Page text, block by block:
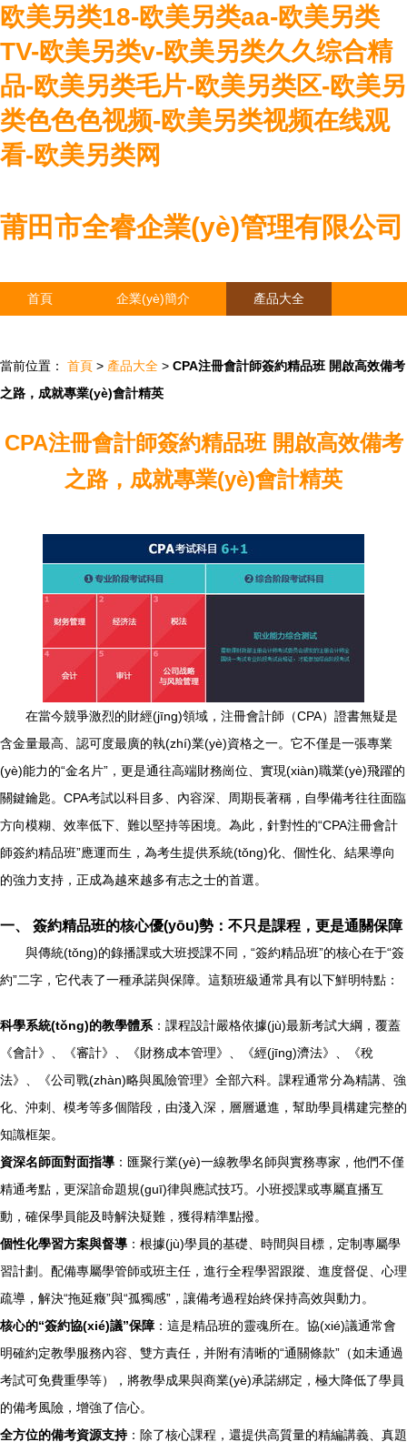
欧美另类18-欧美另类aa-欧美另类
TV-欧美另类v-欧美另类久久综合精
品-欧美另类毛片-欧美另类区-欧美另
类色色色视频-欧美另类视频在线观
看-欧美另类网
莆田市全睿企業(yè)管理有限公司
首頁 企業(yè)簡介 產品大全
當前位置： 首頁 > 產品大全 > CPA注冊會計師簽約精品班 開啟高效備考
之路，成就專業(yè)會計精英
CPA注冊會計師簽約精品班 開啟高效備考
之路，成就專業(yè)會計精英
在當今競爭激烈的財經(jīng)領域，注冊會計師（CPA）證書無疑是
含金量最高、認可度最廣的執(zhí)業(yè)資格之一。它不僅是一張專業
(yè)能力的“金名片”，更是通往高端財務崗位、實現(xiàn)職業(yè)飛躍的
關鍵鑰匙。CPA考試以科目多、內容深、周期長著稱，自學備考往往面臨
方向模糊、效率低下、難以堅持等困境。為此，針對性的“CPA注冊會計
師簽約精品班”應運而生，為考生提供系統(tǒng)化、個性化、結果導向
的強力支持，正成為越來越多有志之士的首選。
一、 簽約精品班的核心優(yōu)勢：不只是課程，更是通關保障
與傳統(tǒng)的錄播課或大班授課不同，“簽約精品班”的核心在于“簽
約”二字，它代表了一種承諾與保障。這類班級通常具有以下鮮明特點：
科學系統(tǒng)的教學體系 ：課程設計嚴格依據(jù)最新考試大綱，覆蓋
《會計》、《審計》、《財務成本管理》、《經(jīng)濟法》、《稅
法》、《公司戰(zhàn)略與風險管理》全部六科。課程通常分為精講、強
化、沖刺、模考等多個階段，由淺入深，層層遞進，幫助學員構建完整的
知識框架。
資深名師面對面指導 ：匯聚行業(yè)一線教學名師與實務專家，他們不僅
精通考點，更深諳命題規(guī)律與應試技巧。小班授課或專屬直播互
動，確保學員能及時解決疑難，獲得精準點撥。
個性化學習方案與督導 ：根據(jù)學員的基礎、時間與目標，定制專屬學
習計劃。配備專屬學管師或班主任，進行全程學習跟蹤、進度督促、心理
疏導，解決“拖延癥”與“孤獨感”，讓備考過程始終保持高效與動力。
核心的“簽約協(xié)議”保障 ：這是精品班的靈魂所在。協(xié)議通常會
明確約定教學服務內容、雙方責任，并附有清晰的“通關條款”（如未通過
考試可免費重學等），將教學成果與商業(yè)承諾綁定，極大降低了學員
的備考風險，增強了信心。
全方位的備考資源支持：除了核心課程，還提供高質量的精編講義、真題